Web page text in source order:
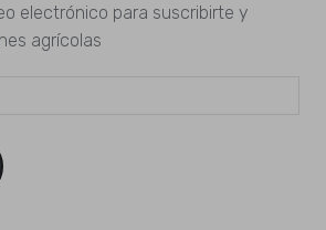
electrónico para suscribirte y
agrícolas